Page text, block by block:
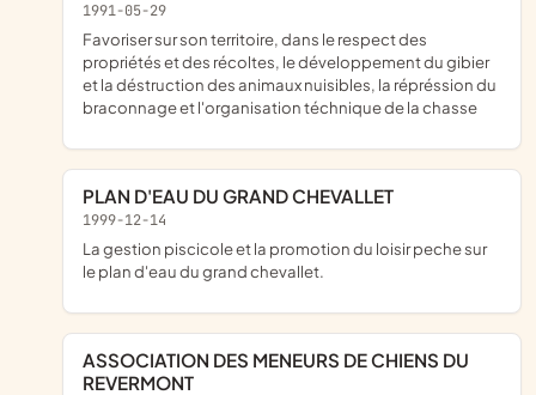
1991-05-29
favoriser sur son territoire, dans le respect des
propriétés et des récoltes, le développement du gibier
et la déstruction des animaux nuisibles, la répréssion du
braconnage et l'organisation téchnique de la chasse
PLAN D'EAU DU GRAND CHEVALLET
1999-12-14
la gestion piscicole et la promotion du loisir peche sur
le plan d'eau du grand chevallet.
ASSOCIATION DES MENEURS DE CHIENS DU
REVERMONT